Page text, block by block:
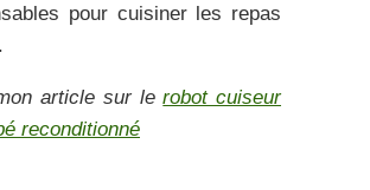
pour cuisiner les repas
article sur lerobot cuiseur
reconditionné